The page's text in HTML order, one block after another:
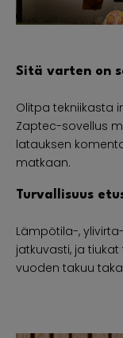
Sitä varten on
Olitpa tekniikasta
Zaptec-sovellus
latauksen
matkaan.
Turvallisuus
Lämpötila-,
jatkuvasti, ja
vuoden takuu